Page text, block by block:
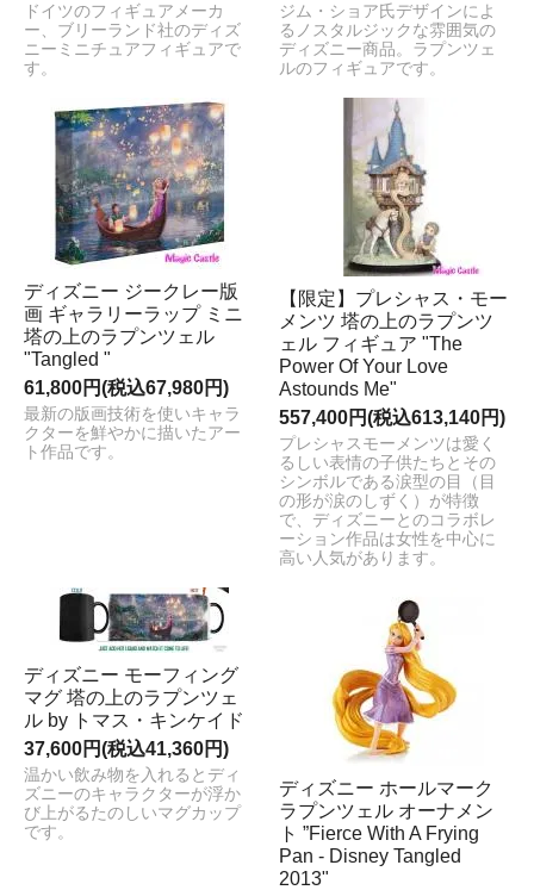
ドイツのフィギュアメーカ
ー、ブリーランド社のディズ
ニーミニチュアフィギュアで
す。
ジム・ショア氏デザインによ
るノスタルジックな雰囲気の
ディズニー商品。ラプンツェ
ルのフィギュアです。
ディズニー ジークレー版
画 ギャラリーラップ ミニ
塔の上のラプンツェル
"Tangled "
61,800円(税込67,980円)
最新の版画技術を使いキャラ
クターを鮮やかに描いたアー
ト作品です。
【限定】プレシャス・モー
メンツ 塔の上のラプンツ
ェル フィギュア "The
Power Of Your Love
Astounds Me"
557,400円(税込613,140円)
プレシャスモーメンツは愛く
るしい表情の子供たちとその
シンボルである涙型の目（目
の形が涙のしずく）が特徴
で、ディズニーとのコラボレ
ーション作品は女性を中心に
高い人気があります。
ディズニー モーフィング
マグ 塔の上のラプンツェ
ル by トマス・キンケイド
37,600円(税込41,360円)
温かい飲み物を入れるとディ
ズニーのキャラクターが浮か
び上がるたのしいマグカップ
です。
ディズニー ホールマーク
ラプンツェル オーナメン
ト ”Fierce With A Frying
Pan - Disney Tangled
2013"